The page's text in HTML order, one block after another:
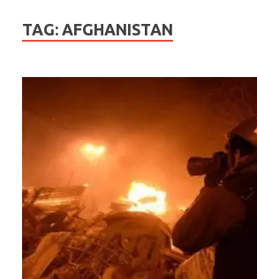
TAG: AFGHANISTAN